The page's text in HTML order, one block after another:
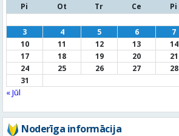
Pi Ot Tr Ce Pi
3
4 5 6 7
10
11 12 13 14
17
18 19 20 21
24
25 26 27 28
31
« Jūl
Noderīga informācija